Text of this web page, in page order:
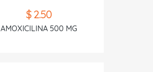
$ 2.50
AMOXICILINA 500 MG